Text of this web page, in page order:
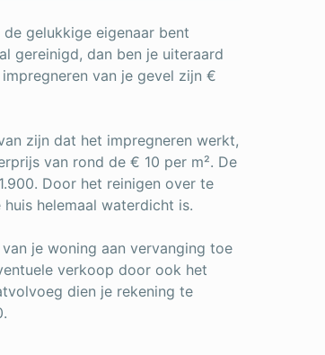
gelukkige eigenaar bent
gereinigd, dan ben je uiteraard
van je gevel zijn €
zijn dat het impregneren werkt,
van rond de € 10 per m². De
Door het reinigen over te
helemaal waterdicht is.
je woning aan vervanging toe
verkoop door ook het
dien je rekening te